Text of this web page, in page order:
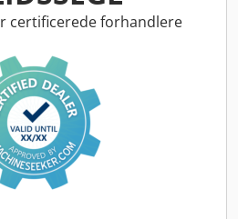
venstre yderside: 3
3 mm Bagaksel 2:
venstre inderside: 3
yderside: 3 mm;
inderside: 3 mm;
yderside: 3 mm Vægte Egenvægt:
Aggsk Nyttelast: 14.640 kg
Skader: ingen
certificerede forhandlere